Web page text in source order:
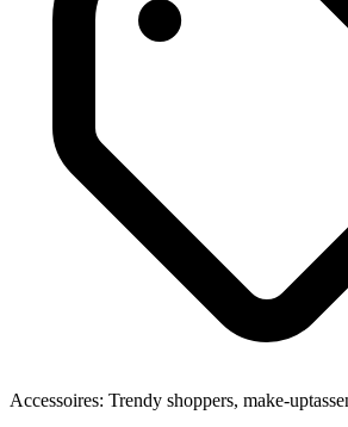
Accessoires: Trendy shoppers, make-